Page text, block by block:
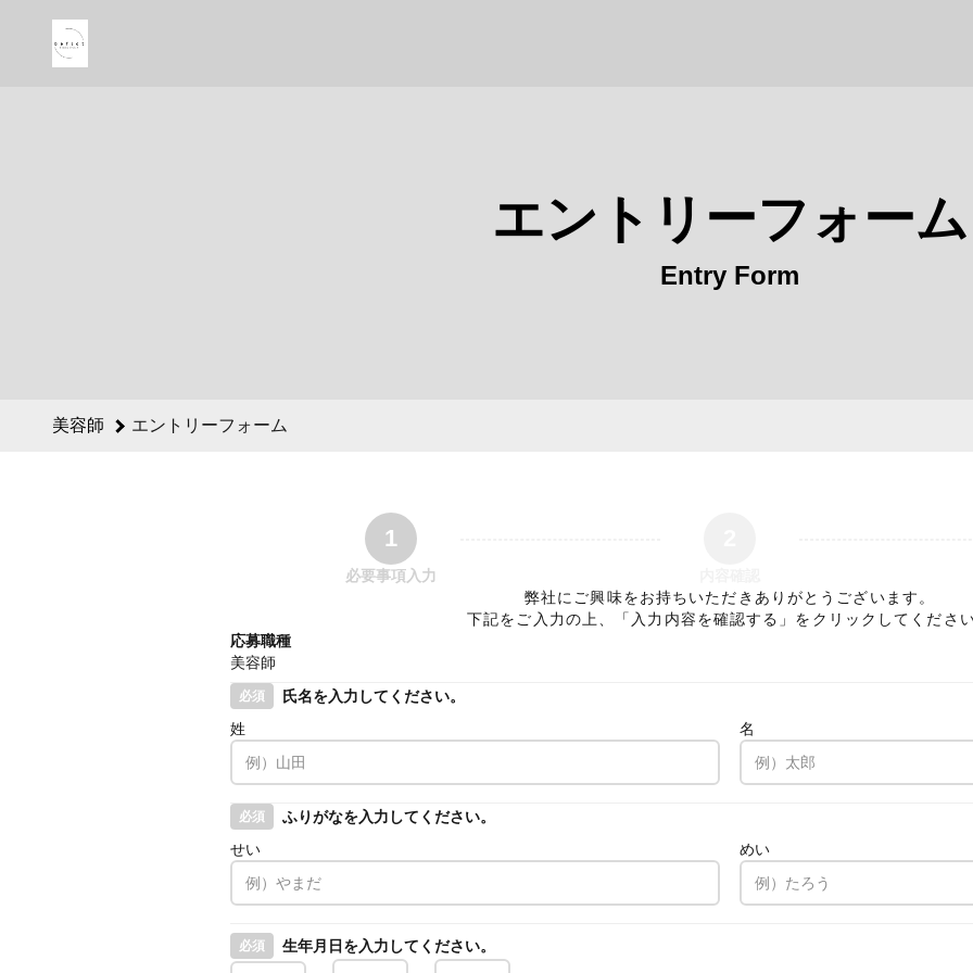
エントリーフォーム
Entry Form
美容師 エントリーフォーム
1
必要事項入力
弊社にご興味をお持ちいただきありがとうございます。
下記をご入力の上、「入力内容を確認する」をクリックしてください
応募職種
美容師
必須
氏名を入力してください。
姓
名
必須
ふりがなを入力してください。
せい
めい
必須 生年月日を入力してください。